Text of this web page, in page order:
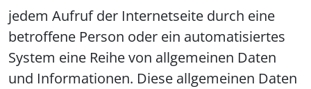
jedem Aufruf der Internetseite durch eine
betroffene Person oder ein automatisiertes
System eine Reihe von allgemeinen Daten
und Informationen. Diese allgemeinen Daten